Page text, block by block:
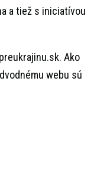
a tiež s iniciatívou
Ako
webu sú